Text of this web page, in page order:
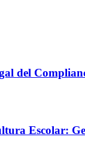
del
Escolar: